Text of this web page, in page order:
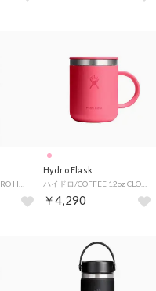
Hydro Flask
ハイドロ/COFFEE 12oz CLOSEABLE COFFEE MUG 【返品不可商品】（PopstarPink）
￥4,290